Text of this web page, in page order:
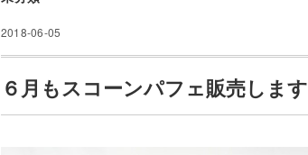
2018-06-05
６月もスコーンパフェ販売します